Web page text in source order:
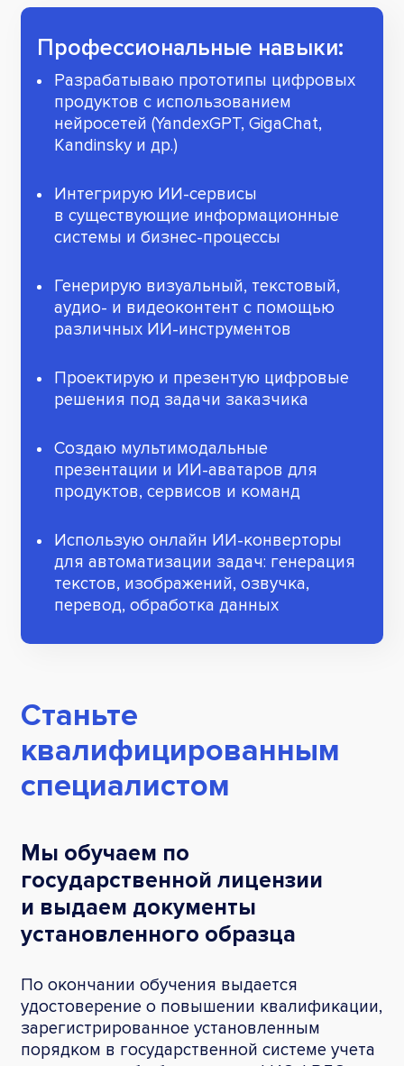
Профессиональные навыки:
Разрабатываю прототипы цифровых
продуктов с использованием
нейросетей (YandexGPT, GigaChat,
Kandinsky и др.)
Интегрирую ИИ-сервисы
в существующие информационные
системы и бизнес-процессы
Генерирую визуальный, текстовый,
аудио- и видеоконтент с помощью
различных ИИ-инструментов
Проектирую и презентую цифровые
решения под задачи заказчика
Создаю мультимодальные
презентации и ИИ-аватаров для
продуктов, сервисов и команд
Использую онлайн ИИ-конверторы
для автоматизации задач: генерация
текстов, изображений, озвучка,
перевод, обработка данных
Станьте
квалифицированным
специалистом
Мы обучаем по
государственной лицензии
и выдаем документы
установленного образца
По окончании обучения выдается
удостоверение о повышении квалификации,
зарегистрированное установленным
порядком в государственной системе учета